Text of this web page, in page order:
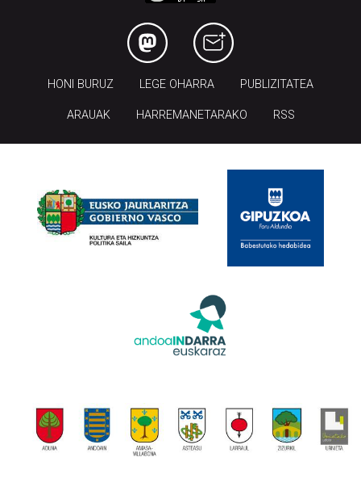
HONI BURUZ LEGE OHARRA PUBLIZITATEA
ARAUAK HARREMANETARAKO RSS